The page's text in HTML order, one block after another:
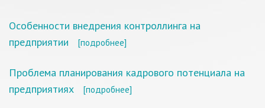
Особенности внедрения контроллинга на
предприятии
[подробнее]
Проблема планирования кадрового потенциала на
предприятиях
[подробнее]